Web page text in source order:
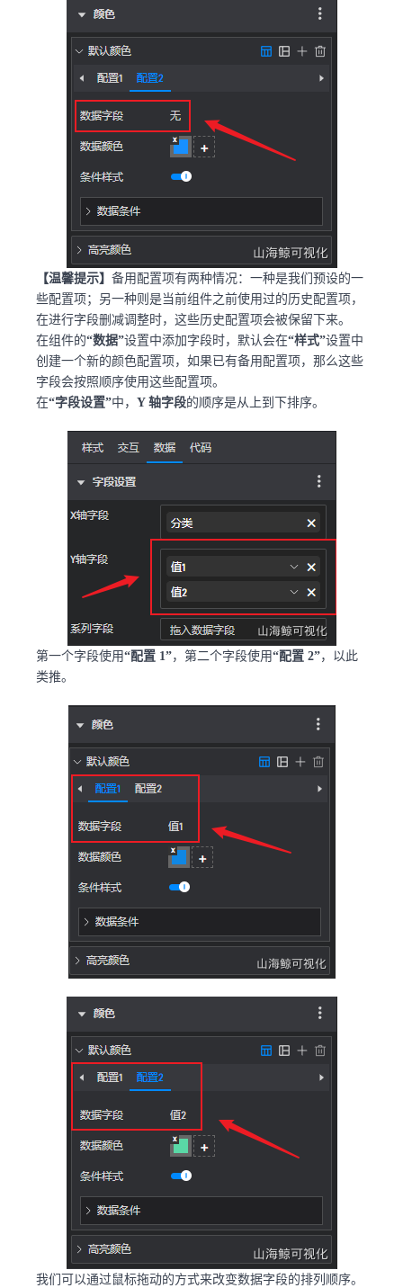
【温馨提示】 备用配置项有两种情况：一种是我们预设的一
些配置项；另一种则是当前组件之前使用过的历史配置项，
在进行字段删减调整时，这些历史配置项会被保留下来。
在组件的“数据”设置中添加字段时，默认会在“样式”设置中
创建一个新的颜色配置项，如果已有备用配置项，那么这些
字段会按照顺序使用这些配置项。
在“字段设置”中， Y 轴字段的顺序是从上到下排序。
第一个字段使用“配置 1”，第二个字段使用“配置 2”，以此
类推。
我们可以通过鼠标拖动的方式来改变数据字段的排列顺序。